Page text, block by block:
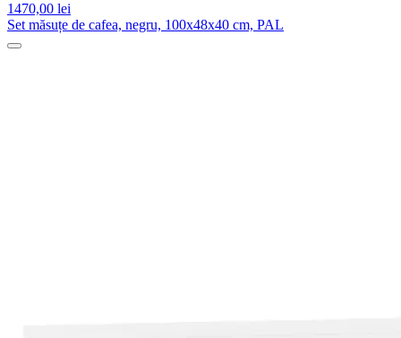
1470,00 lei
Set măsuțe de cafea, negru, 100x48x40 cm, PAL